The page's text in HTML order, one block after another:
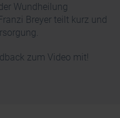
Wundheilung
Breyer teilt kurz und
zum Video mit!